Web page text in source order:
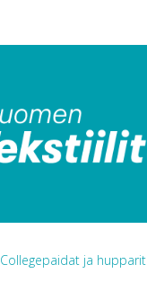
Collegepaidat ja hupparit